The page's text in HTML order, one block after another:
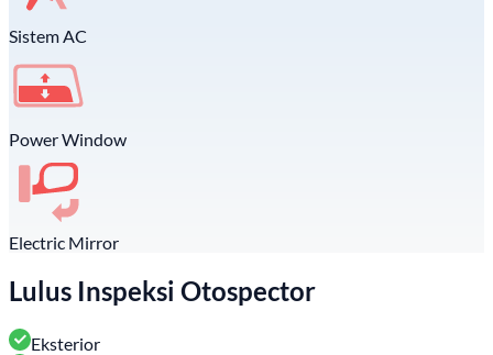
Sistem AC
Power Window
Electric Mirror
Lulus Inspeksi Otospector
Eksterior